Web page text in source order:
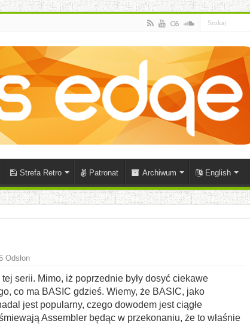
Strefa Retro Patronat Archiwum English
Odsłon
serii. Mimo, iż poprzednie były dosyć ciekawe
co ma BASIC gdzieś. Wiemy, że BASIC, jako
jest popularny, czego dowodem jest ciągłe
Assembler będąc w przekonaniu, że to właśnie